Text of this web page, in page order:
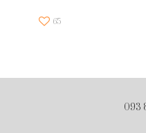
65
093